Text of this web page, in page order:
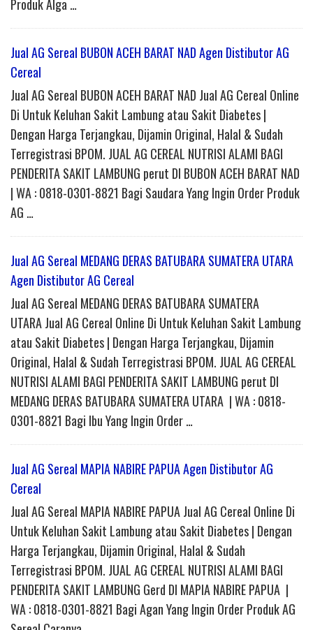
Produk Alga …
Jual AG Sereal BUBON ACEH BARAT NAD Agen Distibutor AG
Cereal
Jual AG Sereal BUBON ACEH BARAT NAD Jual AG Cereal Online
Di Untuk Keluhan Sakit Lambung atau Sakit Diabetes |
Dengan Harga Terjangkau, Dijamin Original, Halal & Sudah
Terregistrasi BPOM. JUAL AG CEREAL NUTRISI ALAMI BAGI
PENDERITA SAKIT LAMBUNG perut DI BUBON ACEH BARAT NAD
| WA : 0818-0301-8821 Bagi Saudara Yang Ingin Order Produk
AG …
Jual AG Sereal MEDANG DERAS BATUBARA SUMATERA UTARA
Agen Distibutor AG Cereal
Jual AG Sereal MEDANG DERAS BATUBARA SUMATERA
UTARA Jual AG Cereal Online Di Untuk Keluhan Sakit Lambung
atau Sakit Diabetes | Dengan Harga Terjangkau, Dijamin
Original, Halal & Sudah Terregistrasi BPOM. JUAL AG CEREAL
NUTRISI ALAMI BAGI PENDERITA SAKIT LAMBUNG perut DI
MEDANG DERAS BATUBARA SUMATERA UTARA | WA : 0818-
0301-8821 Bagi Ibu Yang Ingin Order …
Jual AG Sereal MAPIA NABIRE PAPUA Agen Distibutor AG
Cereal
Jual AG Sereal MAPIA NABIRE PAPUA Jual AG Cereal Online Di
Untuk Keluhan Sakit Lambung atau Sakit Diabetes | Dengan
Harga Terjangkau, Dijamin Original, Halal & Sudah
Terregistrasi BPOM. JUAL AG CEREAL NUTRISI ALAMI BAGI
PENDERITA SAKIT LAMBUNG Gerd DI MAPIA NABIRE PAPUA |
WA : 0818-0301-8821 Bagi Agan Yang Ingin Order Produk AG